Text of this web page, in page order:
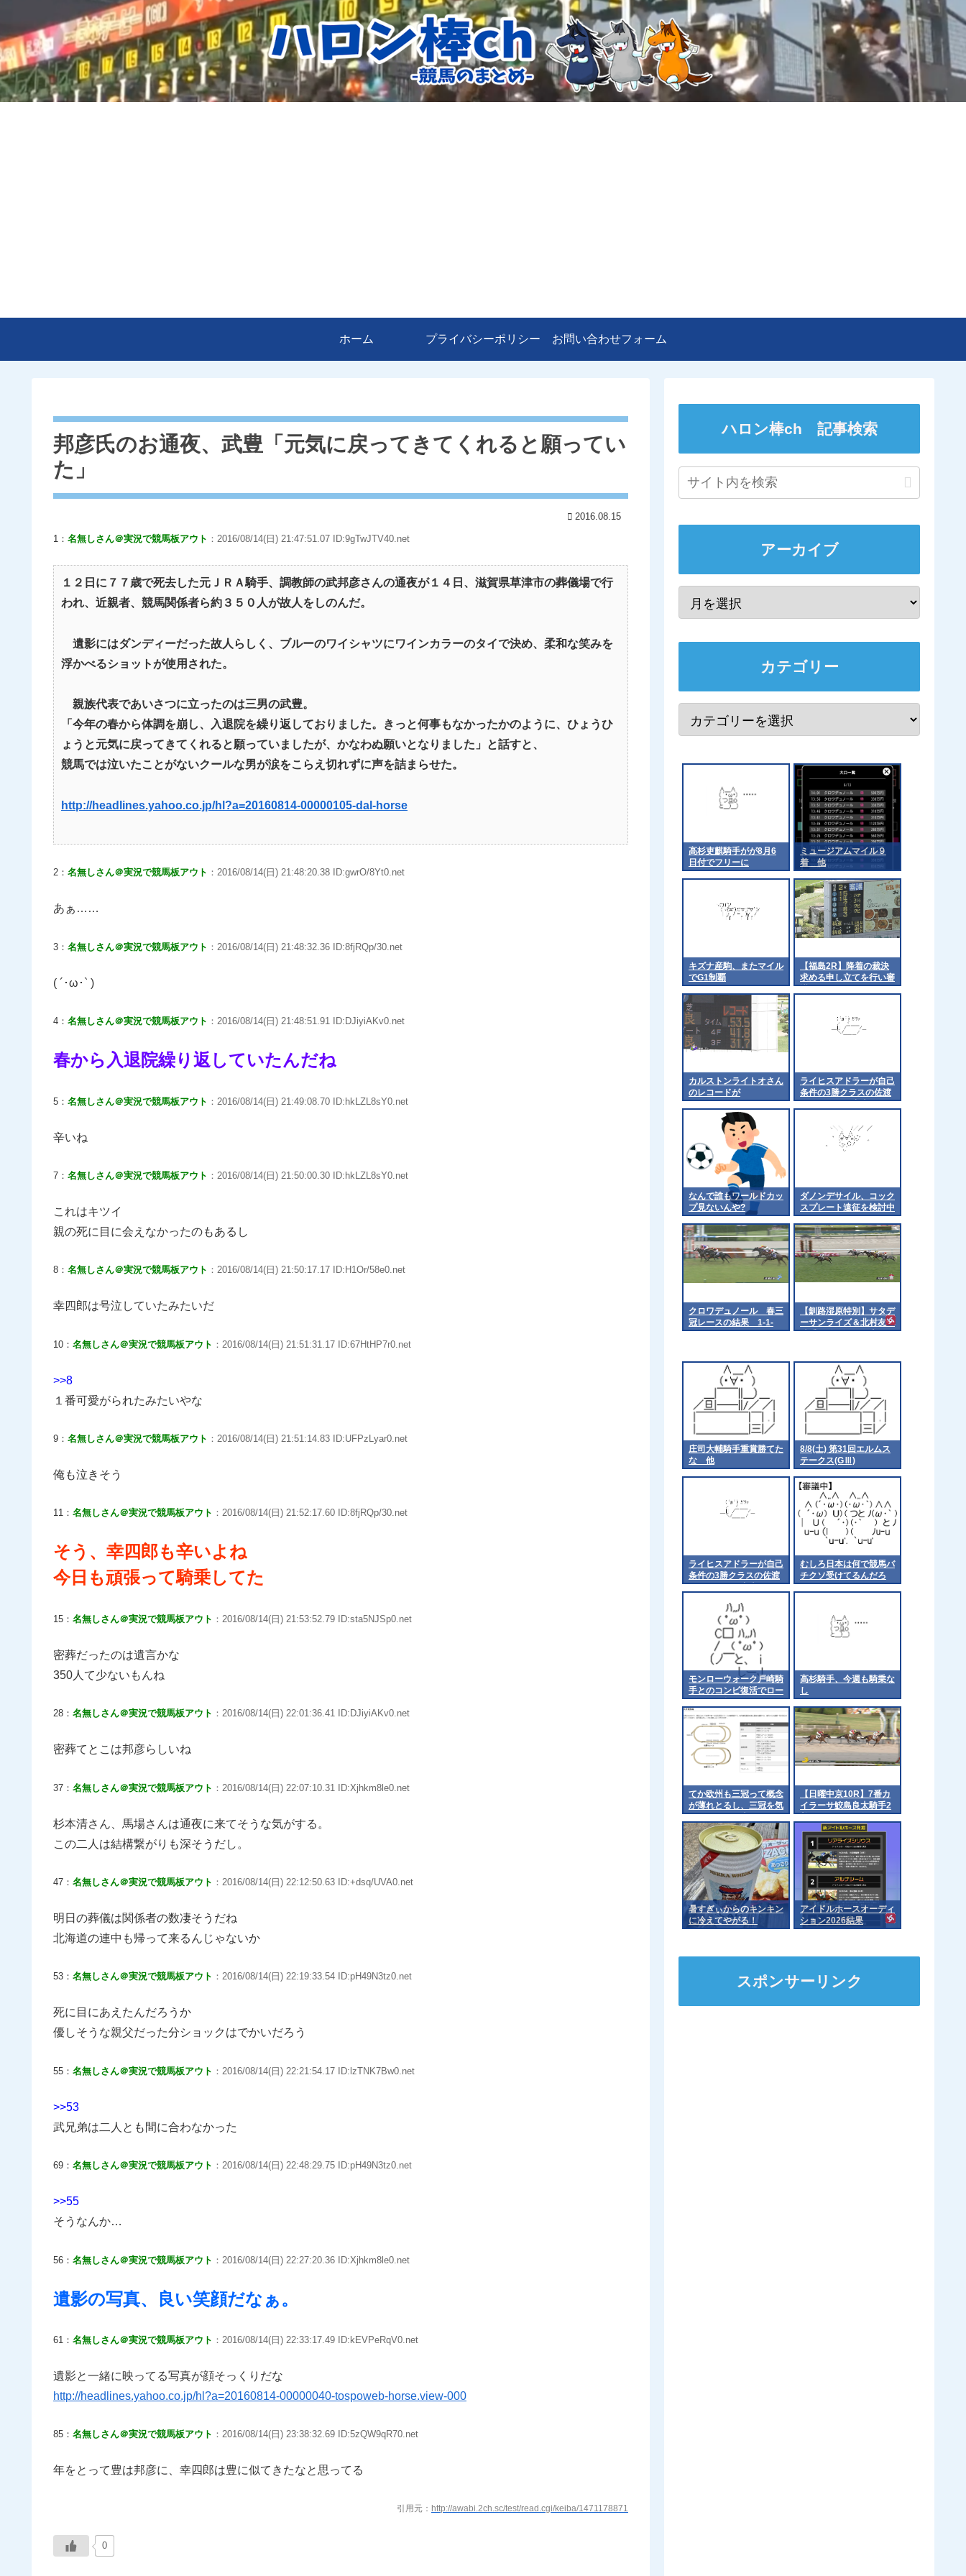
ホーム プライバシーポリシー お問い合わせフォーム
邦彦氏のお通夜、武豊「元気に戻ってきてくれると願ってい
た」
2016.08.15
1： 名無しさん＠実況で競馬板アウト ：2016/08/14(日) 21:47:51.07 ID:9gTwJTV40.net
１２日に７７歳で死去した元ＪＲＡ騎手、調教師の武邦彦さんの通夜が１４日、滋賀県草津市の葬儀場で行
われ、近親者、競馬関係者ら約３５０人が故人をしのんだ。
遺影にはダンディーだった故人らしく、ブルーのワイシャツにワインカラーのタイで決め、柔和な笑みを
浮かべるショットが使用された。
親族代表であいさつに立ったのは三男の武豊。
「今年の春から体調を崩し、入退院を繰り返しておりました。きっと何事もなかったかのように、ひょうひ
ょうと元気に戻ってきてくれると願っていましたが、かなわぬ願いとなりました」と話すと、
競馬では泣いたことがないクールな男が涙をこらえ切れずに声を詰まらせた。
http://headlines.yahoo.co.jp/hl?a=20160814-00000105-dal-horse
2： 名無しさん＠実況で競馬板アウト ：2016/08/14(日) 21:48:20.38 ID:gwrO/8Yt0.net
あぁ……
3： 名無しさん＠実況で競馬板アウト ：2016/08/14(日) 21:48:32.36 ID:8fjRQp/30.net
( ´･ω･` )
4： 名無しさん＠実況で競馬板アウト ：2016/08/14(日) 21:48:51.91 ID:DJiyiAKv0.net
春から入退院繰り返していたんだね
5： 名無しさん＠実況で競馬板アウト ：2016/08/14(日) 21:49:08.70 ID:hkLZL8sY0.net
辛いね
7： 名無しさん＠実況で競馬板アウト ：2016/08/14(日) 21:50:00.30 ID:hkLZL8sY0.net
これはキツイ
親の死に目に会えなかったのもあるし
8： 名無しさん＠実況で競馬板アウト ：2016/08/14(日) 21:50:17.17 ID:H1Or/58e0.net
幸四郎は号泣していたみたいだ
10： 名無しさん＠実況で競馬板アウト ：2016/08/14(日) 21:51:31.17 ID:67HtHP7r0.net
>>8
１番可愛がられたみたいやな
9： 名無しさん＠実況で競馬板アウト ：2016/08/14(日) 21:51:14.83 ID:UFPzLyar0.net
俺も泣きそう
11： 名無しさん＠実況で競馬板アウト ：2016/08/14(日) 21:52:17.60 ID:8fjRQp/30.net
そう、幸四郎も辛いよね
今日も頑張って騎乗してた
15： 名無しさん＠実況で競馬板アウト ：2016/08/14(日) 21:53:52.79 ID:sta5NJSp0.net
密葬だったのは遺言かな
350人て少ないもんね
28： 名無しさん＠実況で競馬板アウト ：2016/08/14(日) 22:01:36.41 ID:DJiyiAKv0.net
密葬てとこは邦彦らしいね
37： 名無しさん＠実況で競馬板アウト ：2016/08/14(日) 22:07:10.31 ID:Xjhkm8le0.net
杉本清さん、馬場さんは通夜に来てそうな気がする。
この二人は結構繋がりも深そうだし。
47： 名無しさん＠実況で競馬板アウト ：2016/08/14(日) 22:12:50.63 ID:+dsq/UVA0.net
明日の葬儀は関係者の数凄そうだね
北海道の連中も帰って来るんじゃないか
53： 名無しさん＠実況で競馬板アウト ：2016/08/14(日) 22:19:33.54 ID:pH49N3tz0.net
死に目にあえたんだろうか
優しそうな親父だった分ショックはでかいだろう
55： 名無しさん＠実況で競馬板アウト ：2016/08/14(日) 22:21:54.17 ID:lzTNK7Bw0.net
>>53
武兄弟は二人とも間に合わなかった
69： 名無しさん＠実況で競馬板アウト ：2016/08/14(日) 22:48:29.75 ID:pH49N3tz0.net
>>55
そうなんか…
56： 名無しさん＠実況で競馬板アウト ：2016/08/14(日) 22:27:20.36 ID:Xjhkm8le0.net
遺影の写真、良い笑顔だなぁ。
61： 名無しさん＠実況で競馬板アウト ：2016/08/14(日) 22:33:17.49 ID:kEVPeRqV0.net
遺影と一緒に映ってる写真が顔そっくりだな
http://headlines.yahoo.co.jp/hl?a=20160814-00000040-tospoweb-horse.view-000
85： 名無しさん＠実況で競馬板アウト ：2016/08/14(日) 23:38:32.69 ID:5zQW9qR70.net
年をとって豊は邦彦に、幸四郎は豊に似てきたなと思ってる
引用元： http://awabi.2ch.sc/test/read.cgi/keiba/1471178871
0
ハロン棒ch 記事検索
アーカイブ
カテゴリー
高杉吏麒騎手がが8月6
日付でフリーに
ミュージアムマイル９
着 他
キズナ産駒、またマイル
でG1制覇
【福島2R】降着の裁決
求める申し立てを行い審
議
カルストンライトオさん
のレコードが
ライヒスアドラーが自己
条件の3勝クラスの佐渡
ステークスに出走
なんで誰もワールドカッ
プ見ないんや?
ダノンデサイル、コック
スプレート遠征を検討中
クロワデュノール 春三
冠レースの結果 1-1-
2←これwww
【釧路湿原特別】サタデ
ーサンライズ＆北村友一
騎手がｷﾀ━━━━(ﾟ
庄司大輔騎手重賞勝てた
な 他
8/8(土) 第31回エルムス
テークス(GⅢ)
ライヒスアドラーが自己
条件の3勝クラスの佐渡
ステークスに出走
むしろ日本は何で競馬バ
チクソ受けてるんだろ
モンローウォーク戸崎騎
手とのコンビ復活でロー
ズSへ 他
高杉騎手、今週も騎乗な
し
てか欧州も三冠って概念
が薄れとるし、三冠を気
にするのは日本くらいに
なるんやろか 他
【日曜中京10R】7番カ
イラーサ鮫島良太騎手2
着
暑すぎぃからのキンキン
に冷えてやがる！
アイドルホースオーディ
ション2026結果
スポンサーリンク